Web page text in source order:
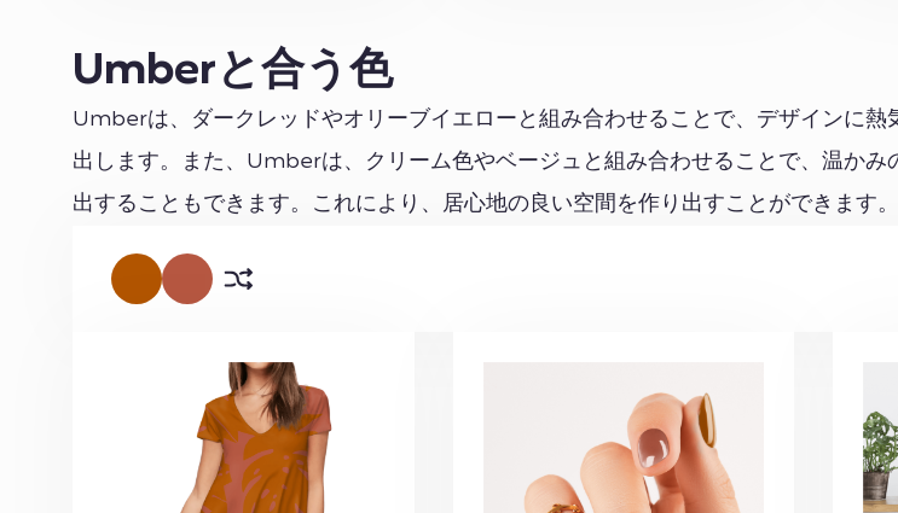
Umberと合う色
Umberは、ダークレッドやオリーブイエローと組み合わせることで、デザインに熱
出します。また、Umberは、クリーム色やベージュと組み合わせることで、温かみ
出することもできます。これにより、居心地の良い空間を作り出すことができます。